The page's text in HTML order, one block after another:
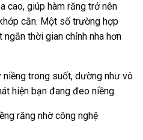
cao, giúp hàm răng trở nên
cắn. Một số trường hợp
thời gian chỉnh nha hơn
trong suốt, dường như vô
hiện bạn đang đeo niềng.
răng nhờ công nghệ